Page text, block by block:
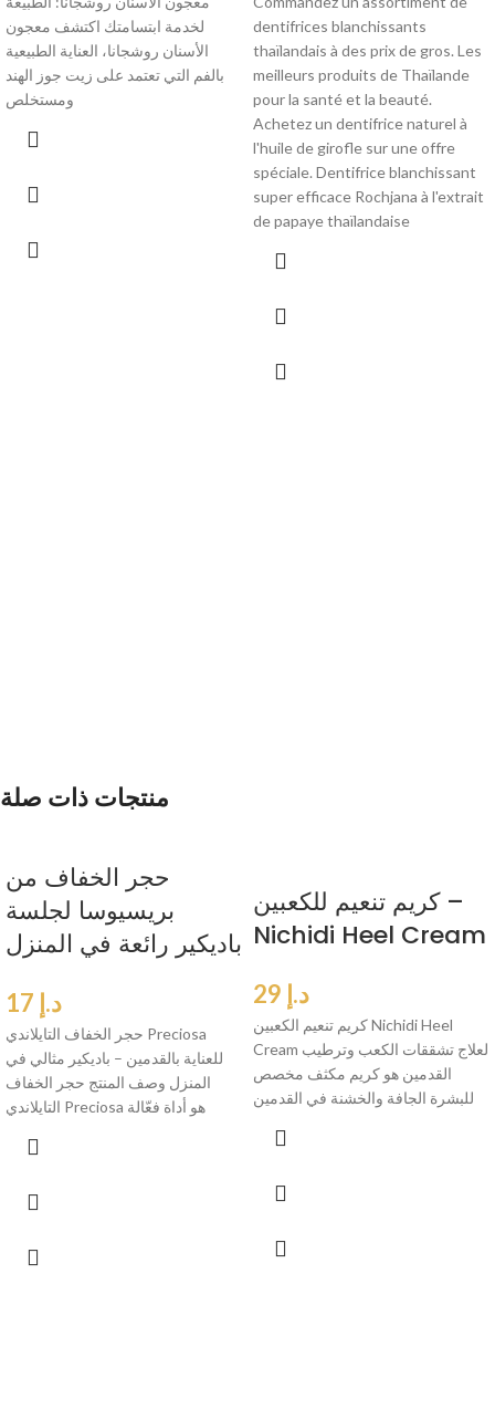
لخدمة ابتسامتك اكتشف معجون
الأسنان روشجانا، العناية الطبيعية
بالفم التي تعتمد على زيت جوز الهند
ومستخلص
dentifrices blanchissants
thaïlandais à des prix de gros.Les
meilleurs produits de Thaïlande
pour la santé et la beauté.
Achetez un dentifrice naturel à
l'huile de girofle sur une offre
spéciale.Dentifrice blanchissant
super efficace Rochjana à l'extrait
de papaye thaïlandaise
منتجات ذات صلة
حجر الخفاف من
بريسيوسا لجلسة
باديكير رائعة في المنزل
د.إ
حجر الخفاف التايلاندي Preciosa
للعناية بالقدمين – باديكير مثالي في
المنزل وصف المنتج حجر الخفاف
التايلاندي Preciosa هو أداة فعّالة
كريم تنعيم للكعبين –
Nichidi Heel Cream
د.إ
كريم تنعيم الكعبين Nichidi Heel
Cream لعلاج تشققات الكعب وترطيب
القدمين هو كريم مكثف مخصص
للبشرة الجافة والخشنة في القدمين